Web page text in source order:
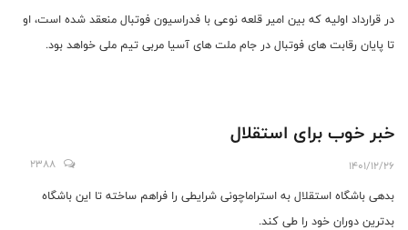
در قرارداد اولیه که بین امیر قلعه نوعی با فدراسیون فوتبال منعقد شده است، او
تا پایان رقابت های فوتبال در جام ملت های آسیا مربی تیم ملی خواهد بود.
خبر خوب برای استقلال
1401/12/26
2388
بدهی باشگاه استقلال به استراماچونی شرایطی را فراهم ساخته تا این باشگاه
بدترین دوران خود را طی کند.